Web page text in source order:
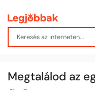
Megtalálod az